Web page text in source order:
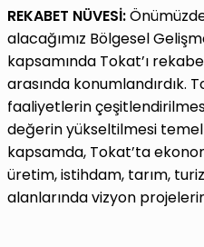
REKABET NÜVESİ:
alacağımız Bölgesel
kapsamında Tokat’ı
arasında konumlandırdık.
faaliyetlerin
değerin yükseltilmesi
kapsamda, Tokat’ta
üretim, istihdam, tarım,
alanlarında vizyon